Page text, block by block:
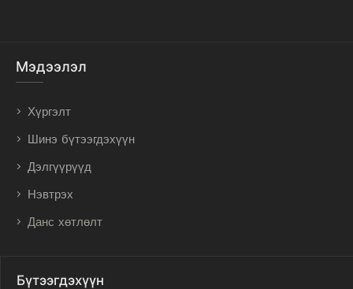
Мэдээлэл
Хүргэлт
Шинэ бүтээгдэхүүн
Дэлгүүрүүд
Нэвтрэх
Данс хөтлөлт
Бүтээгдэхүүн